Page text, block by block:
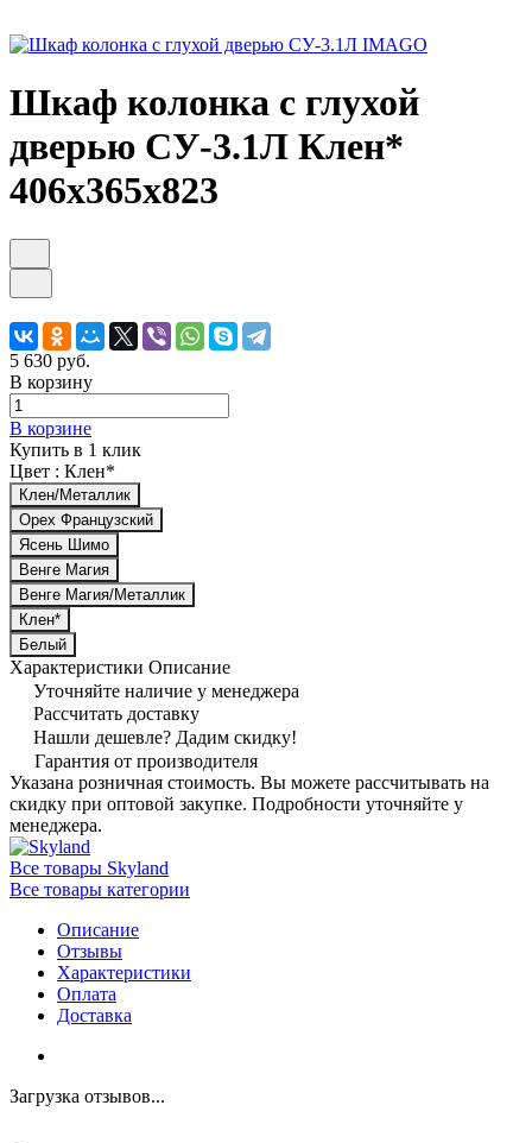
Шкаф колонка с глухой
дверью СУ-3.1Л Клен*
406х365х823
5 630 руб.
В корзину
В корзине
Купить в 1 клик
Цвет : Клен*
Клен/Металлик
Орех Французский
Ясень Шимо
Венге Магия
Венге Магия/Металлик
Клен*
Белый
Характеристики Описание
Уточняйте наличие у менеджера
Рассчитать доставку
Нашли дешевле? Дадим скидку!
Гарантия от производителя
Указана розничная стоимость. Вы можете рассчитывать на
скидку при оптовой закупке. Подробности уточняйте у
менеджера.
Все товары Skyland
Все товары категории
Описание
Отзывы
Характеристики
Оплата
Доставка
Загрузка отзывов...